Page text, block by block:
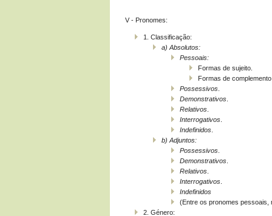
V - Pronomes:
1. Classificação:
a) Absolutos:
Pessoais:
Formas de sujeito.
Formas de
Possessivos
Demonstrativos
Relativos
Interrogativos
Indefinidos
b) Adjuntos:
Possessivos
Demonstrativos
Relativos
Interrogativos
Indefinidos
(Entre os pronomes
2. Género: